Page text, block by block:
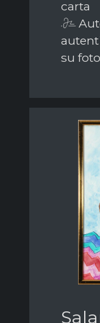
carta
su foto